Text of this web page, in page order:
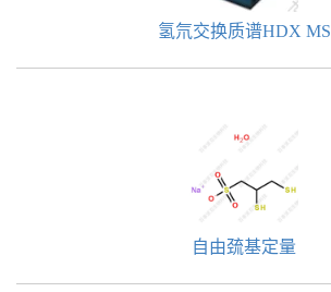
氢氘交换质谱HDX MS
自由巯基定量